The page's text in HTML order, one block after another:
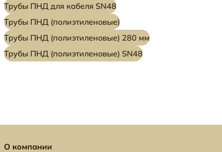
Трубы ПНД для кабеля SN48
Трубы ПНД (полиэтиленовые)
Трубы ПНД (полиэтиленовые) 280 мм
Трубы ПНД (полиэтиленовые) SN48
О компании